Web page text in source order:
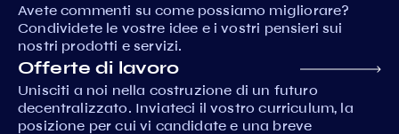
Avete commenti su come possiamo migliorare?
Condividete le vostre idee e i vostri pensieri sui
nostri prodotti e servizi.
Offerte di lavoro
Unisciti a noi nella costruzione di un futuro
decentralizzato. Inviateci il vostro curriculum, la
posizione per cui vi candidate e una breve